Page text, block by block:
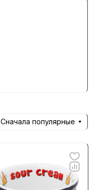
Сначала популярные